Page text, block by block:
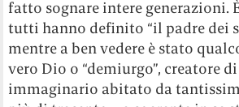
fatto sognare intere generazioni.
tutti hanno definito “il padre dei
mentre a ben vedere è stato
vero Dio o “demiurgo”, creatore
immaginario abitato da